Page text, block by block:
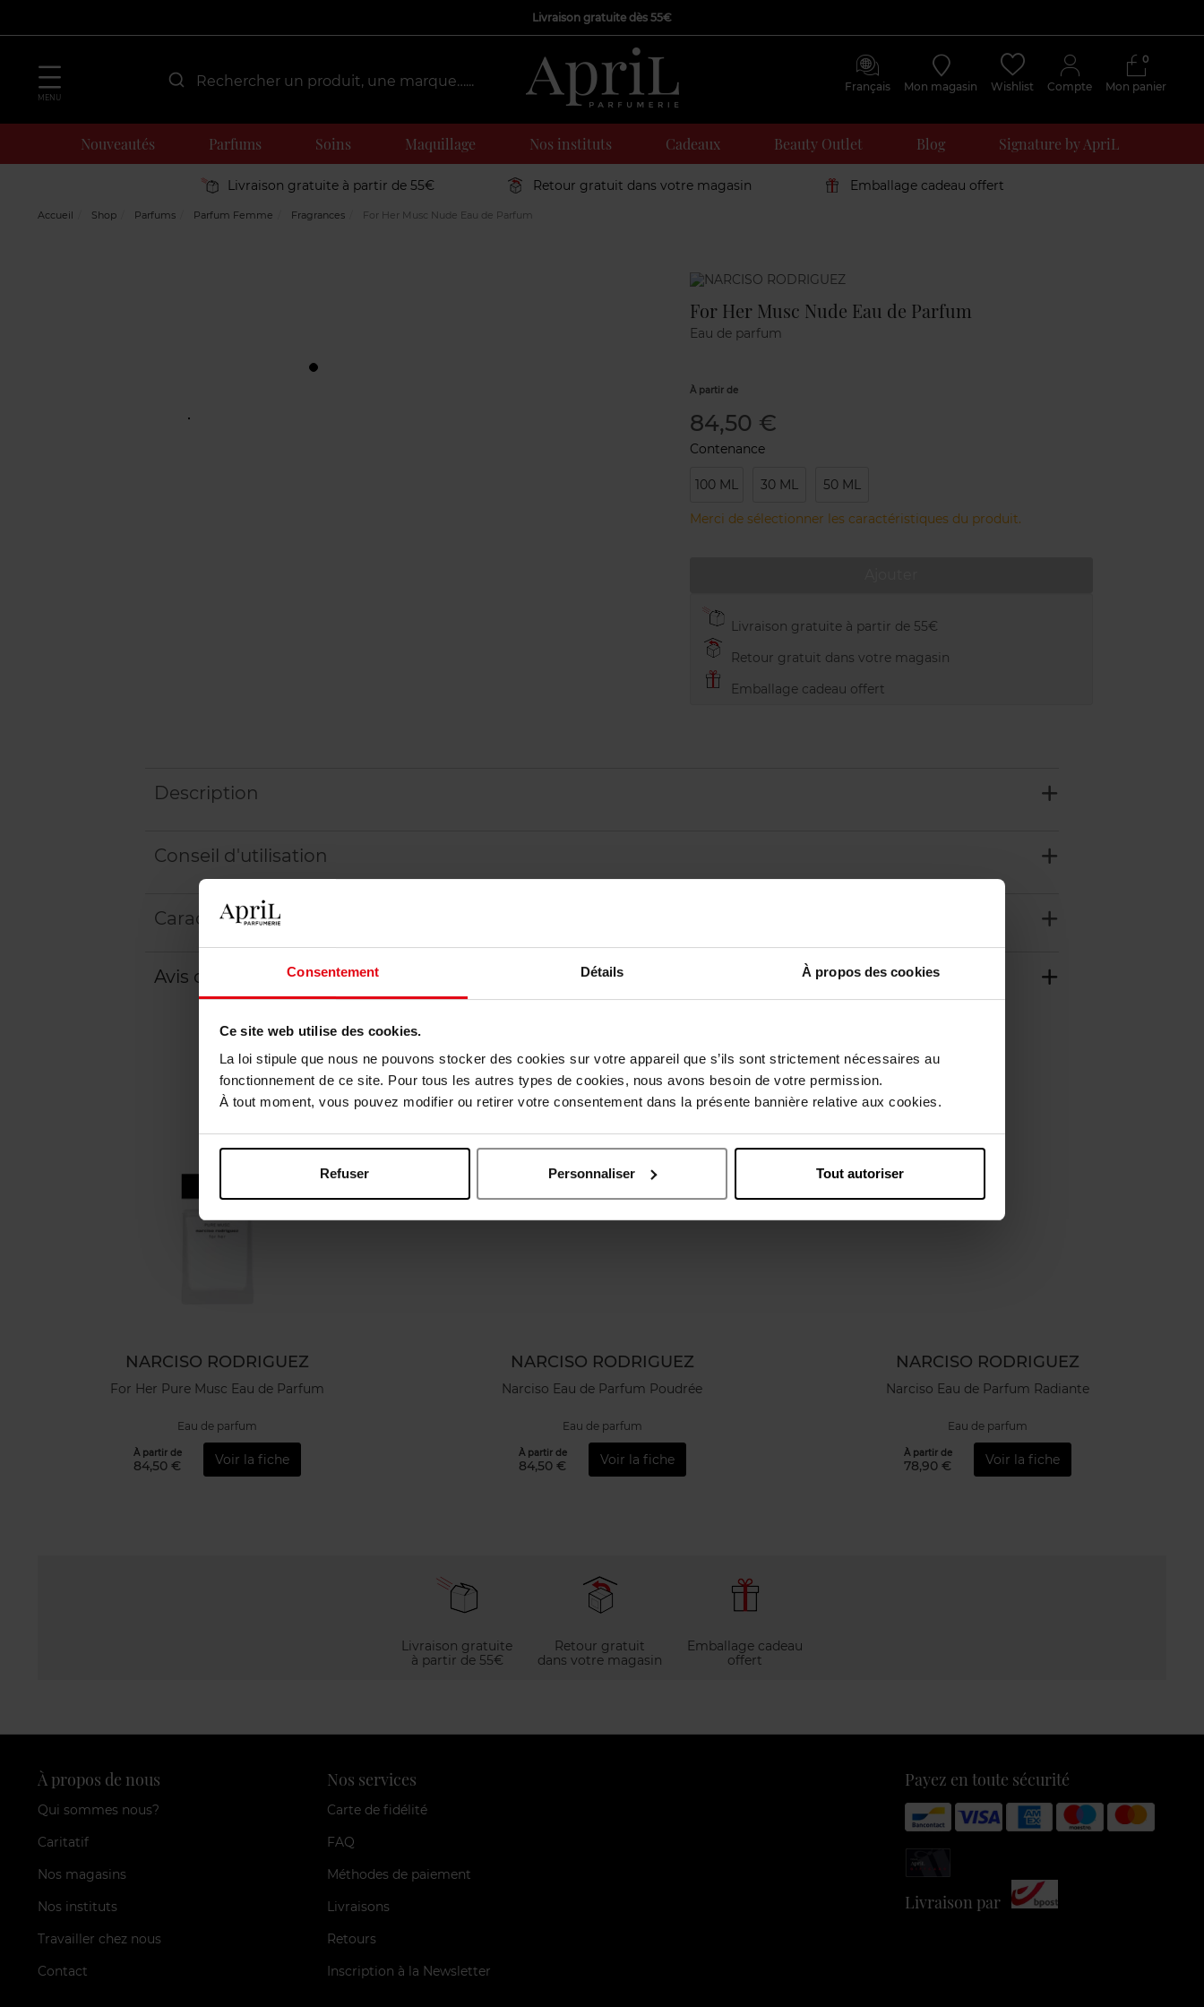
Consentement Détails À propos des cookies
Ce site web utilise des cookies.
La loi stipule que nous ne pouvons stocker des cookies sur votre appareil que s’ils sont strictement nécessaires au
fonctionnement de ce site. Pour tous les autres types de cookies, nous avons besoin de votre permission.
À tout moment, vous pouvez modifier ou retirer votre consentement dans la présente bannière relative aux cookies.
Refuser Personnaliser Tout autoriser
Livraison gratuite dès 55€
MENU
Français Mon magasin Wishlist Compte Mon panier
0
Nouveautés Parfums Soins Maquillage Nos instituts Cadeaux Beauty Outlet Blog Signature by ApriL
Livraison gratuite à partir de 55€ Retour gratuit dans votre magasin Emballage cadeau offert
Accueil Shop Parfums Parfum Femme Fragrances For Her Musc Nude Eau de Parfum
Marque
clients
For Her Musc Nude Eau de Parfum
Eau de parfum
À partir de
84,50 €
Contenance
100 ML 30 ML 50 ML
Merci de sélectionner les caractéristiques du produit.
Livraison gratuite à partir de 55€
Retour gratuit dans votre magasin
Emballage cadeau offert
Description
Conseil d'utilisation
Caractéristiques
Avis client
NARCISO RODRIGUEZ
For Her Pure Musc Eau de Parfum
Eau de parfum
À partir de
84,50 € Voir la fiche
NARCISO RODRIGUEZ
Narciso Eau de Parfum Poudrée
Eau de parfum
À partir de
84,50 € Voir la fiche
NARCISO RODRIGUEZ
Narciso Eau de Parfum Radiante
Eau de parfum
À partir de
78,90 € Voir la fiche
Livraison gratuite
à partir de 55€
Retour gratuit
dans votre magasin
Emballage cadeau
offert
À propos de nous
Qui sommes nous?
Caritatif
Nos magasins
Nos instituts
Travailler chez nous
Contact
Nos services
Carte de fidélité
FAQ
Méthodes de paiement
Livraisons
Retours
Inscription à la Newsletter
Payez en toute sécurité
Livraison par